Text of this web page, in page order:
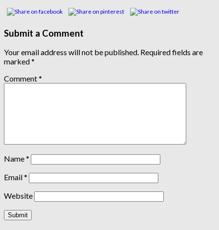
Submit a Comment
Your email address will not be published. Required fields are
marked*
Comment*
Name*
Email*
Website